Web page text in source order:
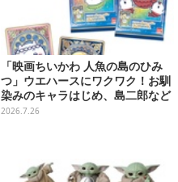
「映画ちいかわ 人魚の島のひみ
つ」ウエハースにワクワク！お馴
染みのキャラはじめ、島二郎など
セイレーン編カード全22種
2026.7.26